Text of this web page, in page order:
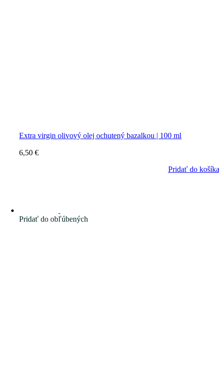
Extra virgin olivový olej ochutený bazalkou | 100 ml
6,50€
Pridať do košíka
Pridať do obľúbených